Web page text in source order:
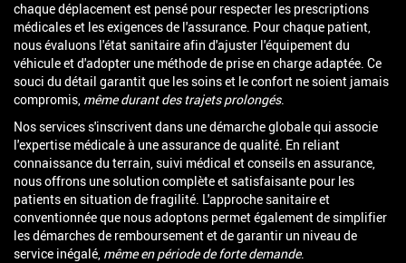
chaque déplacement est pensé pour respecter les prescriptions
médicales et les exigences de l'assurance. Pour chaque patient,
nous évaluons l'état sanitaire afin d'ajuster l'équipement du
véhicule et d'adopter une méthode de prise en charge adaptée. Ce
souci du détail garantit que les soins et le confort ne soient jamais
compromis, même durant des trajets prolongés.
Nos services s'inscrivent dans une démarche globale qui associe
l'expertise médicale à une assurance de qualité. En reliant
connaissance du terrain, suivi médical et conseils en assurance,
nous offrons une solution complète et satisfaisante pour les
patients en situation de fragilité. L'approche sanitaire et
conventionnée que nous adoptons permet également de simplifier
les démarches de remboursement et de garantir un niveau de
service inégalé, même en période de forte demande.